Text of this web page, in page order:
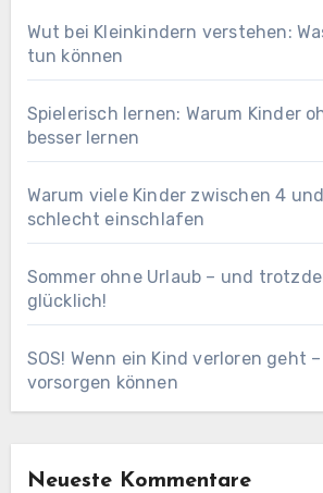
Wut bei Kleinkindern verstehen:
tun können
Spielerisch lernen: Warum Kinder
besser lernen
Warum viele Kinder zwischen 4
schlecht einschlafen
Sommer ohne Urlaub – und
glücklich!
SOS! Wenn ein Kind verloren geht
vorsorgen können
Neueste Kommentare